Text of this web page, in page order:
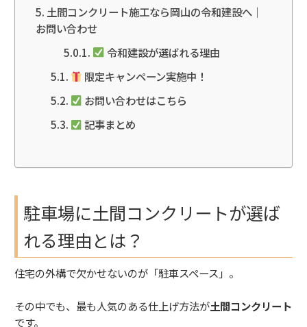
土間コンクリート施工なら岡山の令和建設へ｜
お問い合わせ
令和建設が選ばれる理由
限定キャンペーン実施中！
お問い合わせはこちら
記事まとめ
駐車場に土間コンクリートが選ば
れる理由とは？
住宅の外構で欠かせないのが「駐車スペース」。
その中でも、最も人気のある仕上げ方法が土間コンクリート
です。